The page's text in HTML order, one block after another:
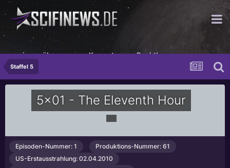
...sie erwähnen unsere Kompetenz zu Recht!
Staffel 5
5x01 - The Eleventh Hour
Episoden-Nummer: 1
Produktions-Nummer: 61
US-Erstausstrahlung: 02.04.2010